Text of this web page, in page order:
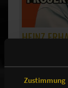
Zustimmung
HEINZ